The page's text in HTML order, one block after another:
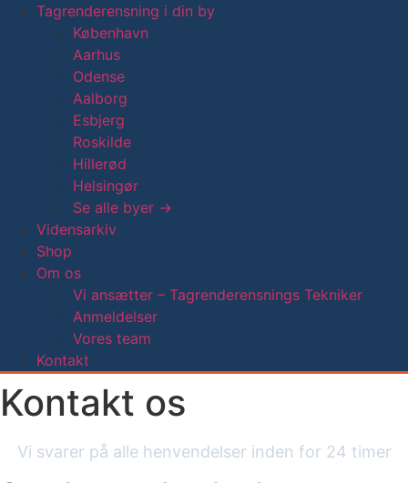
Tagrenderensning i din by
København
Aarhus
Odense
Aalborg
Esbjerg
Roskilde
Hillerød
Helsingør
Se alle byer →
Vidensarkiv
Shop
Om os
Vi ansætter – Tagrenderensnings Tekniker
Anmeldelser
Vores team
Kontakt
Kontakt os
Vi svarer på alle henvendelser inden for 24 timer